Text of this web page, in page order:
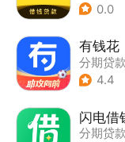
0.0
有钱花
分期贷款
4.4
闪电借
分期贷款